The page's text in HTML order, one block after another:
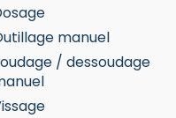
manuel
/ dessoudage